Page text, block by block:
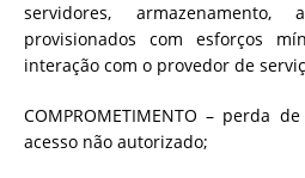
servidores, armazenamento,
provisionados com esforços
interação com o provedor de
COMPROMETIMENTO – perda
acesso não autorizado;